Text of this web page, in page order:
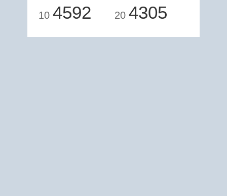
10 4592 20 4305